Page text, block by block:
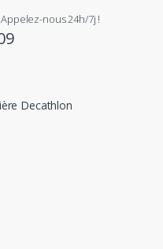
nous 24h/7j !
Decathlon